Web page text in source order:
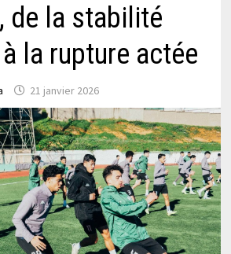
de la stabilité
la rupture actée
21 janvier 2026